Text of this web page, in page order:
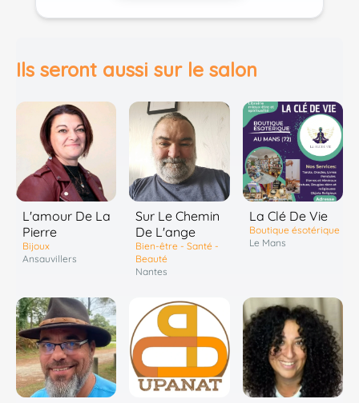
Ils seront aussi sur le salon
L'amour De La
Pierre
Bijoux
Ansauvillers
Sur Le Chemin
De L'ange
Bien-être - Santé -
Beauté
Nantes
La Clé De Vie
Boutique ésotérique
Le Mans